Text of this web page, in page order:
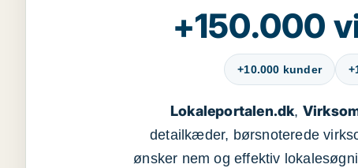
+150.000
+10.000 kunder
Lokaleportalen.dk,
detailkæder, børsnoterede
ønsker nem og effektiv